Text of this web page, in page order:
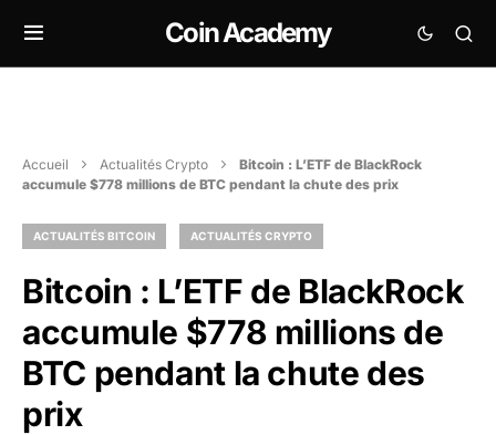
Coin Academy
Accueil Actualités Crypto
Bitcoin : L’ETF de BlackRock
accumule $778 millions de BTC pendant la chute des prix
ACTUALITÉS BITCOIN ACTUALITÉS CRYPTO
Bitcoin : L’ETF de BlackRock
accumule $778 millions de
BTC pendant la chute des
prix